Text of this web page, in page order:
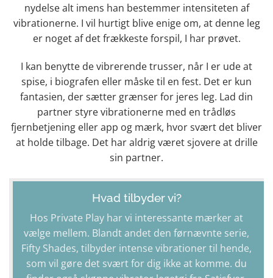
nydelse alt imens han bestemmer intensiteten af
vibrationerne. I vil hurtigt blive enige om, at denne leg
er noget af det frækkeste forspil, I har prøvet.
I kan benytte de vibrerende trusser, når I er ude at
spise, i biografen eller måske til en fest. Det er kun
fantasien, der sætter grænser for jeres leg. Lad din
partner styre vibrationerne med en trådløs
fjernbetjening eller app og mærk, hvor svært det bliver
at holde tilbage. Det har aldrig været sjovere at drille
sin partner.
Hvad tilbyder vi?
Hos Private Play har vi interessante mærker at
vælge mellem. Blandt andet den førnævnte serie,
Fifty Shades, tilbyder intense vibrationer til hende,
som vil gøre det svært for dig ikke at komme. du